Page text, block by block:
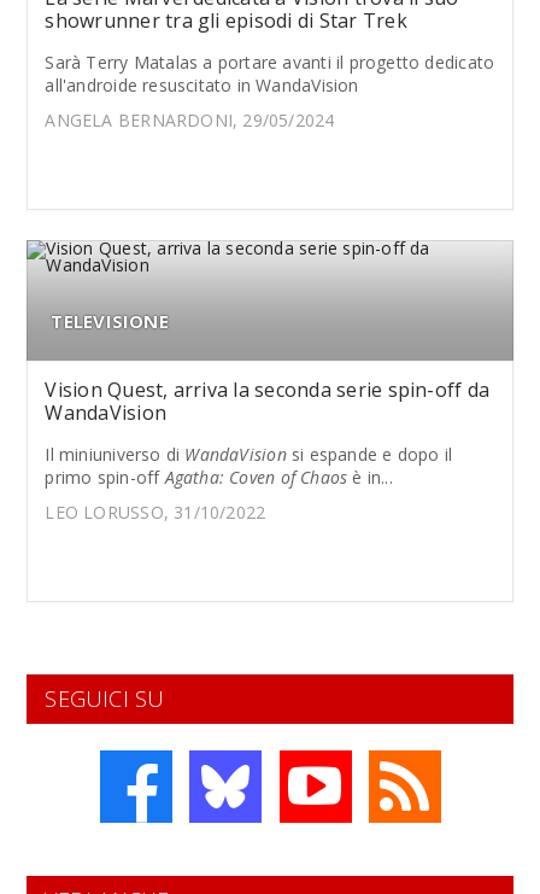
showrunner tra gli episodi di Star Trek
Sarà Terry Matalas a portare avanti il progetto dedicato
all'androide resuscitato in WandaVision
ANGELA BERNARDONI, 29/05/2024
TELEVISIONE
Vision Quest, arriva la seconda serie spin-off da
WandaVision
Il miniuniverso di WandaVisionsi espande e dopo il
primo spin-offAgatha: Coven of Chaos è in...
LEO LORUSSO, 31/10/2022
SEGUICI SU